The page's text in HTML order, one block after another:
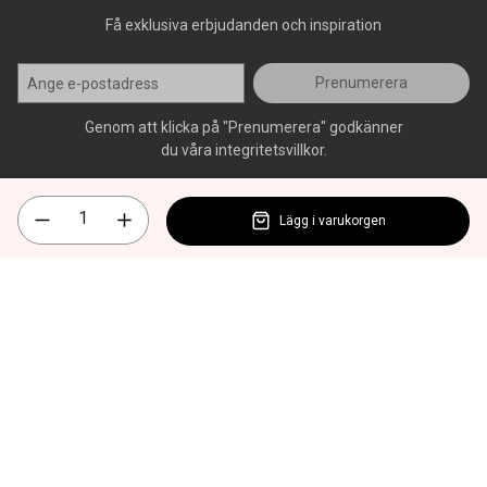
Få exklusiva erbjudanden och inspiration
Prenumerera
Genom att klicka på "Prenumerera" godkänner
du våra integritetsvillkor.
Lägg i varukorgen